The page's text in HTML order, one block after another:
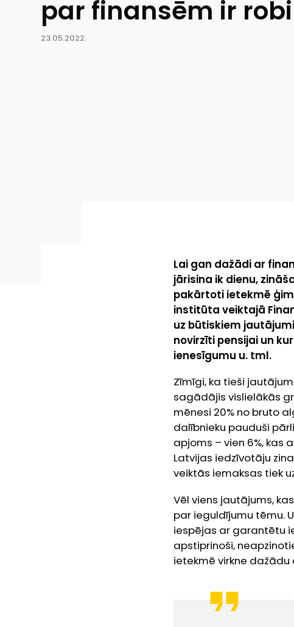
par finansēm ir robi
23.05.2022.
Lai gan dažādi ar
jārisina ik dienu,
pakārtoti ietekmē
institūta veiktajā
uz būtiskiem
novirzīti pensijai un
ienesīgumu u. tml.
Zīmīgi, ka tieši
sagādājis vislielākās
mēnesi 20% no bruto
dalībnieku pauduši
apjoms – vien 6%, kas
Latvijas iedzīvotāju
veiktās iemaksas tiek
Vēl viens jautājums,
par ieguldījumu tēmu.
iespējas ar garantētu
apstiprinoši,
ietekmē virkne dažādu